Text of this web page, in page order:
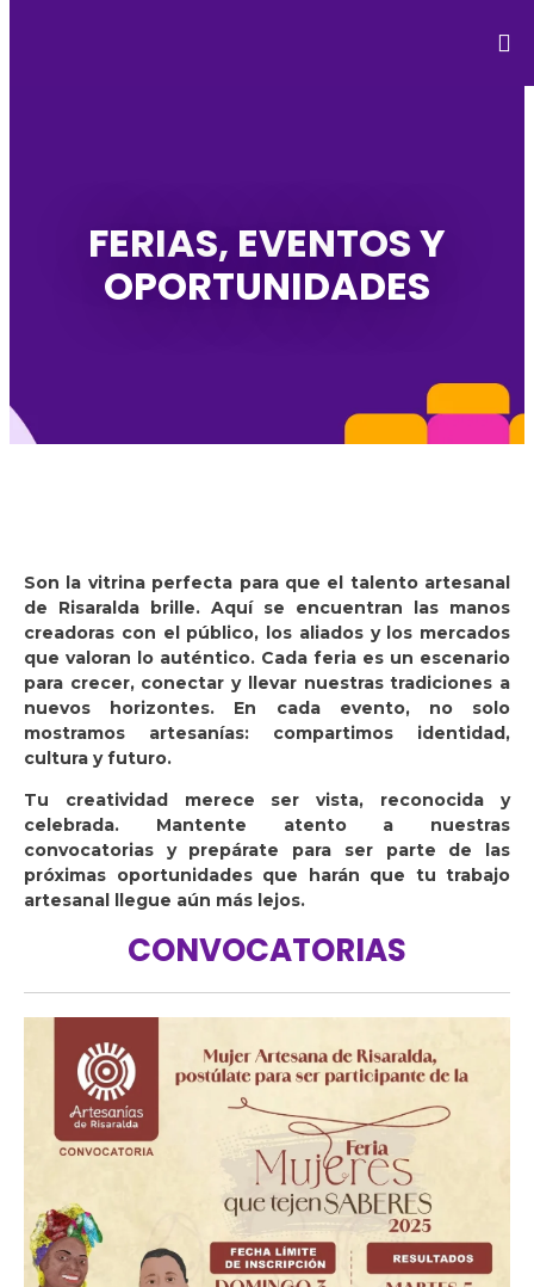
FERIAS, EVENTOS Y
OPORTUNIDADES
Son la vitrina perfecta para que el talento artesanal
de Risaralda brille. Aquí se encuentran las manos
creadoras con el público, los aliados y los mercados
que valoran lo auténtico. Cada feria es un escenario
para crecer, conectar y llevar nuestras tradiciones a
nuevos horizontes. En cada evento, no solo
mostramos artesanías: compartimos identidad,
cultura y futuro.
Tu creatividad merece ser vista, reconocida y
celebrada. Mantente atento a nuestras
convocatorias y prepárate para ser parte de las
próximas oportunidades que harán que tu trabajo
artesanal llegue aún más lejos.
CONVOCATORIAS